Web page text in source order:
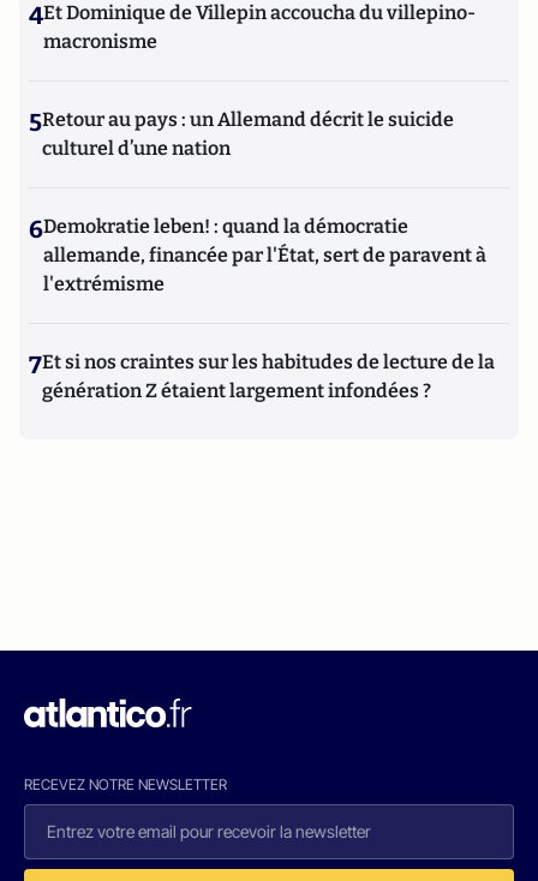
4Et Dominique de Villepin accoucha du villepino-
macronisme
5Retour au pays : un Allemand décrit le suicide
culturel d’une nation
6Demokratie leben! : quand la démocratie
allemande, financée par l'État, sert de paravent à
l'extrémisme
7Et si nos craintes sur les habitudes de lecture de la
génération Z étaient largement infondées ?
RECEVEZ NOTRE NEWSLETTER